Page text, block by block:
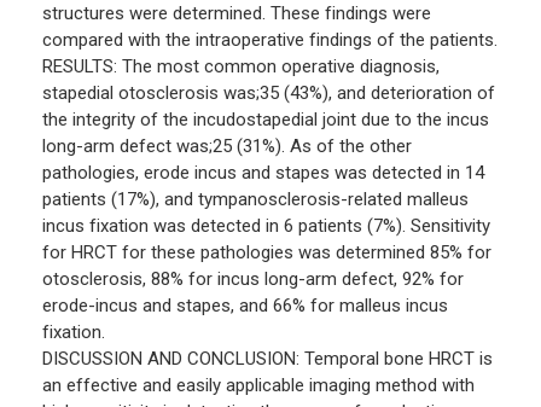
structures were determined. These findings were
compared with the intraoperative findings of the patients.
RESULTS: The most common operative diagnosis,
stapedial otosclerosis was;35 (43%), and deterioration of
the integrity of the incudostapedial joint due to the incus
long-arm defect was;25 (31%). As of the other
pathologies, erode incus and stapes was detected in 14
patients (17%), and tympanosclerosis-related malleus
incus fixation was detected in 6 patients (7%). Sensitivity
for HRCT for these pathologies was determined 85% for
otosclerosis, 88% for incus long-arm defect, 92% for
erode-incus and stapes, and 66% for malleus incus
fixation.
DISCUSSION AND CONCLUSION: Temporal bone HRCT is
an effective and easily applicable imaging method with